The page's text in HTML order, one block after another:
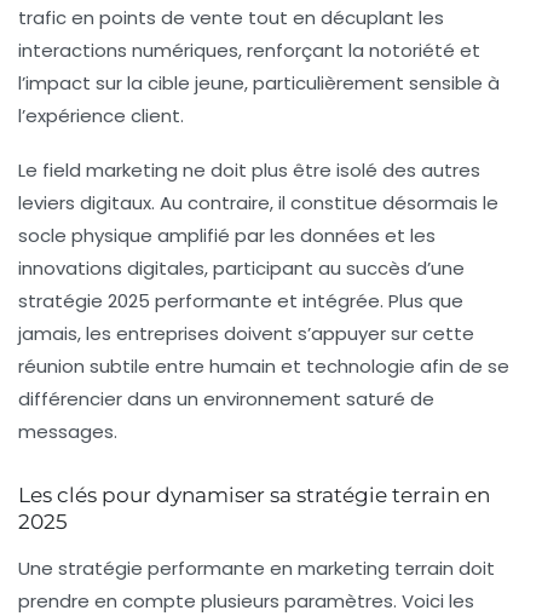
trafic en points de vente tout en décuplant les
interactions numériques, renforçant la notoriété et
l’impact sur la cible jeune, particulièrement sensible à
l’expérience client.
Le field marketing ne doit plus être isolé des autres
leviers digitaux. Au contraire, il constitue désormais le
socle physique amplifié par les données et les
innovations digitales, participant au succès d’une
stratégie 2025 performante et intégrée. Plus que
jamais, les entreprises doivent s’appuyer sur cette
réunion subtile entre humain et technologie afin de se
différencier dans un environnement saturé de
messages.
Les clés pour dynamiser sa stratégie terrain en
2025
Une stratégie performante en marketing terrain doit
prendre en compte plusieurs paramètres. Voici les